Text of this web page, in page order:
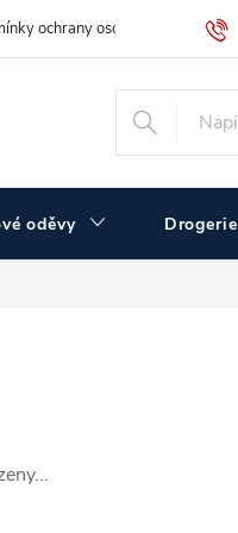
ochrany osobních údajů
oděvy Drogerie